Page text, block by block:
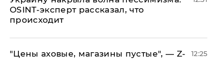
OSINT-эксперт рассказал, что
происходит
​"Цены аховые, магазины пустые", — Z-
12:25